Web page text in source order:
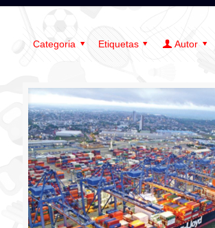
Categoria Etiquetas Autor